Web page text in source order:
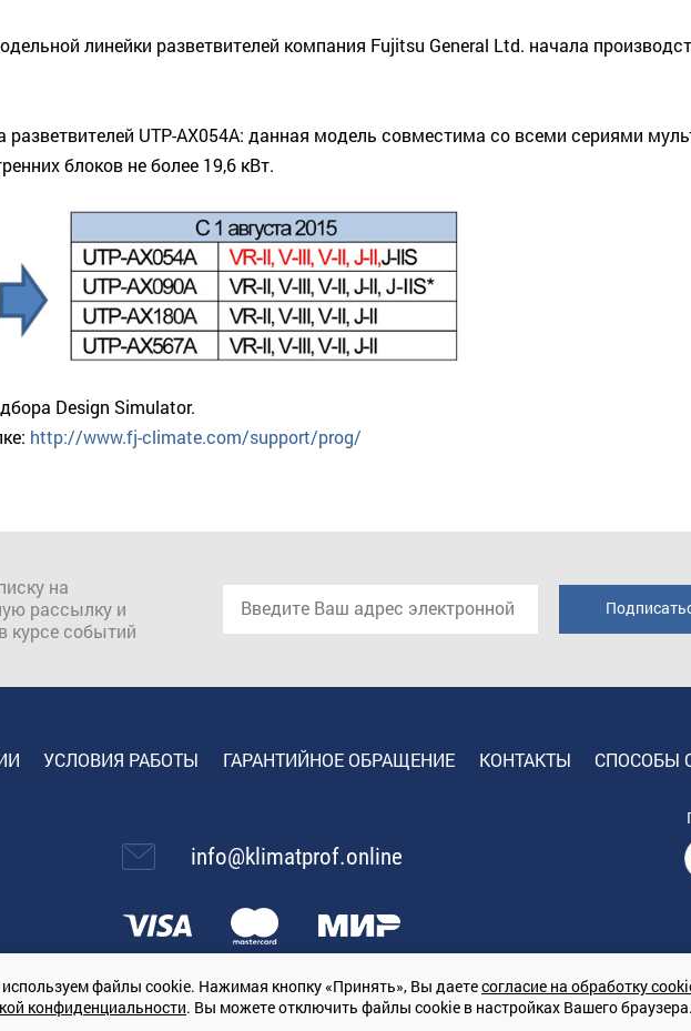
линейки разветвителей компания Fujitsu General Ltd. начала
разветвителей UTP-AX054A: данная модель совместима со всеми сериями
блоков не более 19,6 кВт.
Design Simulator.
http://www.fj-climate.com/support/prog/
на
рассылку и
курсе событий
УСЛОВИЯ РАБОТЫ ГАРАНТИЙНОЕ ОБРАЩЕНИЕ КОНТАКТЫ СПОСОБЫ
info@klimatprof.online
файлы cookie. Нажимая кнопку «Принять», Вы даетесогласие на обработку
конфиденциальности. Вы можете отключить файлы cookie в настройках Вашего браузера.